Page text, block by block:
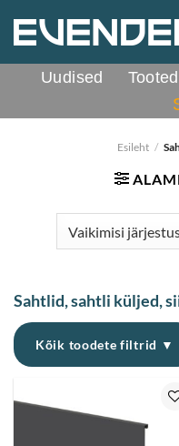
Uudised Tooted
Esileht /
Sahtlid, sahtli küljed,
Kõik toodete filtrid ▼
Lisa